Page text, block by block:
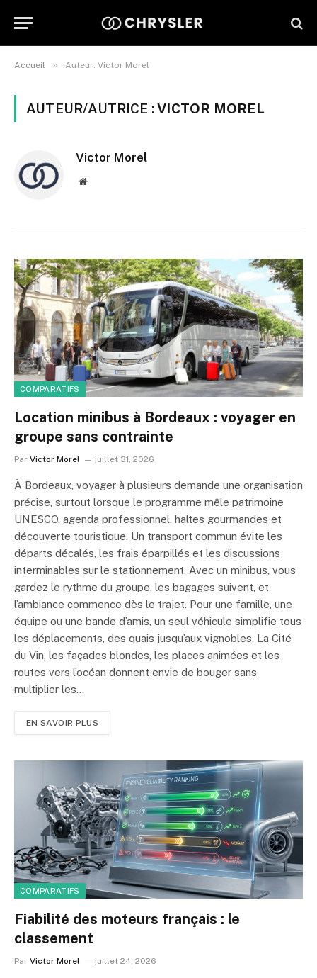
Accueil » Auteur: Victor Morel
AUTEUR/AUTRICE :VICTOR MOREL
Victor Morel
Site
COMPARATIFS
Location minibus à Bordeaux : voyager en
groupe sans contrainte
Par Victor Morel juillet 31, 2026
À Bordeaux, voyager à plusieurs demande une organisation
précise, surtout lorsque le programme mêle patrimoine
UNESCO, agenda professionnel, haltes gourmandes et
découverte touristique. Un transport commun évite les
départs décalés, les frais éparpillés et les discussions
interminables sur le stationnement. Avec un minibus, vous
gardez le rythme du groupe, les bagages suivent, et
l’ambiance commence dès le trajet. Pour une famille, une
équipe ou une bande d’amis, un seul véhicule simplifie tous
les déplacements, des quais jusqu’aux vignobles. La Cité
du Vin, les façades blondes, les places animées et les
routes vers l’océan donnent envie de bouger sans
multiplier les…
EN SAVOIR PLUS
COMPARATIFS
Fiabilité des moteurs français : le
classement
Par Victor Morel juillet 24, 2026